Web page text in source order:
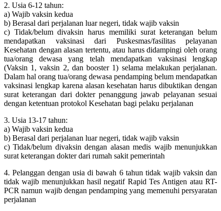
2. Usia 6-12 tahun:
a) Wajib vaksin kedua
b) Berasal dari perjalanan luar negeri, tidak wajib vaksin
c) Tidak/belum divaksin harus memiliki surat keterangan belum
mendapatkan vaksinasi dari Puskesmas/fasilitas pelayanan
Kesehatan dengan alasan tertentu, atau harus didampingi oleh orang
tua/orang dewasa yang telah mendapatkan vaksinasi lengkap
(Vaksin 1, vaksin 2, dan booster 1) selama melakukan perjalanan.
Dalam hal orang tua/orang dewasa pendamping belum mendapatkan
vaksinasi lengkap karena alasan kesehatan harus dibuktikan dengan
surat keterangan dari dokter penanggung jawab pelayanan sesuai
dengan ketentuan protokol Kesehatan bagi pelaku perjalanan
3. Usia 13-17 tahun:
a) Wajib vaksin kedua
b) Berasal dari perjalanan luar negeri, tidak wajib vaksin
c) Tidak/belum divaksin dengan alasan medis wajib menunjukkan
surat keterangan dokter dari rumah sakit pemerintah
4. Pelanggan dengan usia di bawah 6 tahun tidak wajib vaksin dan
tidak wajib menunjukkan hasil negatif Rapid Tes Antigen atau RT-
PCR namun wajib dengan pendamping yang memenuhi persyaratan
perjalanan